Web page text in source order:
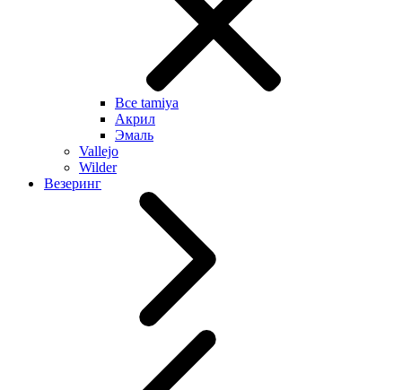
Все tamiya
Акрил
Эмаль
Vallejo
Wilder
Везеринг